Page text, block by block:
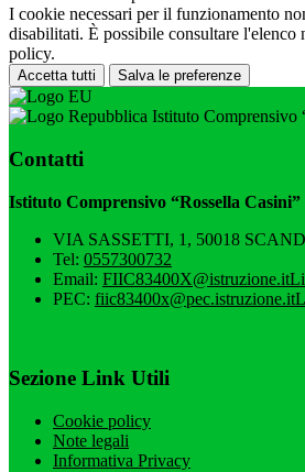
I cookie necessari per il funzionamento
disabilitati. È possibile consultare l'elenco
policy.
Accetta tutti Salva le preferenze
Istituto Comprensivo
Contatti
Istituto Comprensivo “Rossella Casini”
VIA SASSETTI, 1, 50018
Tel: 0557300732
Email: FIIC83400X@istruzione.it
PEC: fiic83400x@pec.istruzione.it
Sezione Link Utili
Cookie policy
Note legali
Informativa Privacy